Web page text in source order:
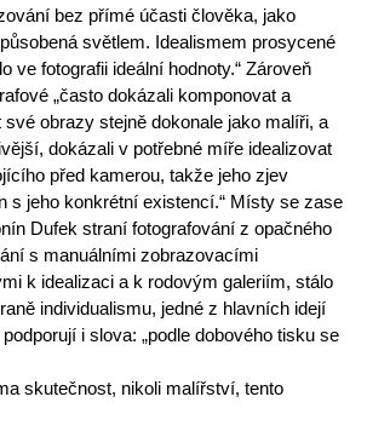
bez přímé účasti člověka, jako
světlem. Idealismem prosycené
ve fotografii ideální hodnoty.“ Zároveň
„často dokázali komponovat a
obrazy stejně dokonale jako malíři, a
dokázali v potřebné míře idealizovat
před kamerou, takže jeho zjev
s jeho konkrétní existencí.“ Místy se zase
Dufek straní fotografování z opačného
s manuálními zobrazovacími
k idealizaci a k rodovým galeriím, stálo
individualismu, jedné z hlavních idejí
i slova: „podle dobového tisku se
skutečnost, nikoli malířství, tento